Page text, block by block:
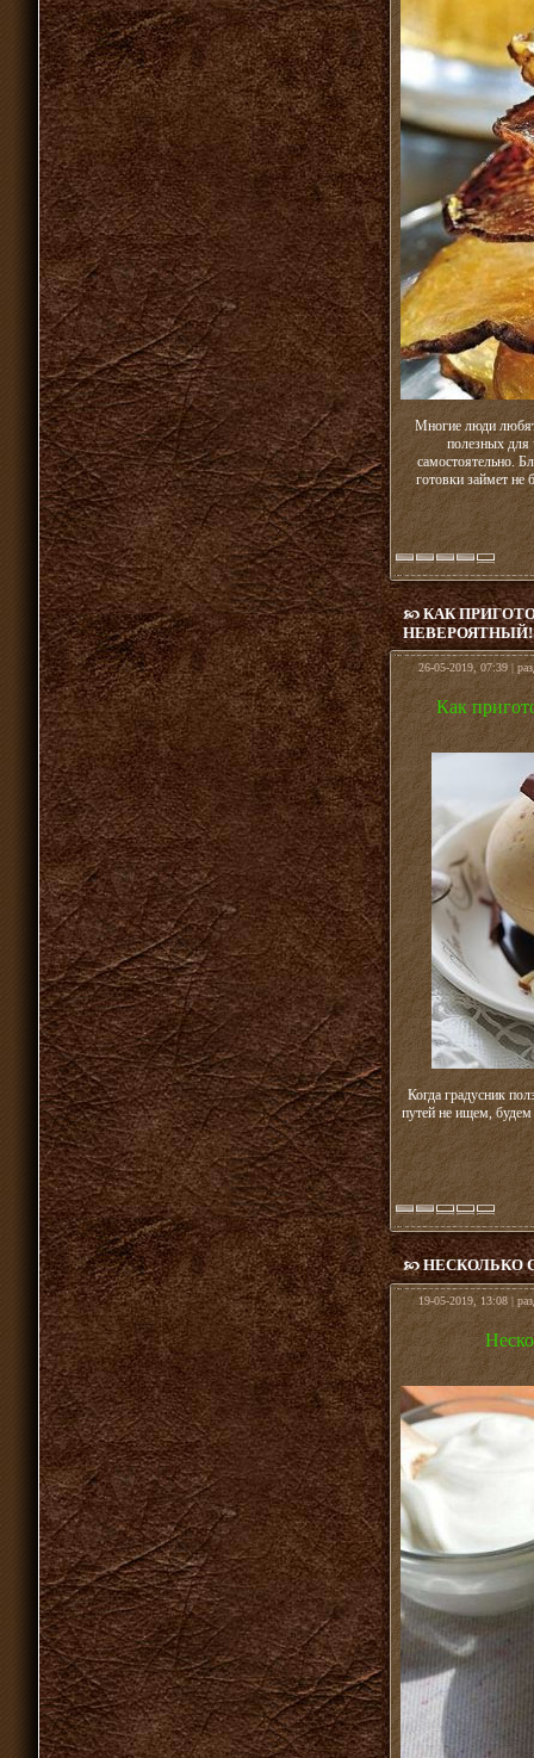
Многие люди любят
полезных для
самостоятельно.
готовки займет не
КАК
НЕВЕРОЯТНЫЙ!
26-05-2019, 07:39 |
Как
Когда градусник
путей не ищем, будем
НЕСКОЛЬКО
19-05-2019, 13:08 |